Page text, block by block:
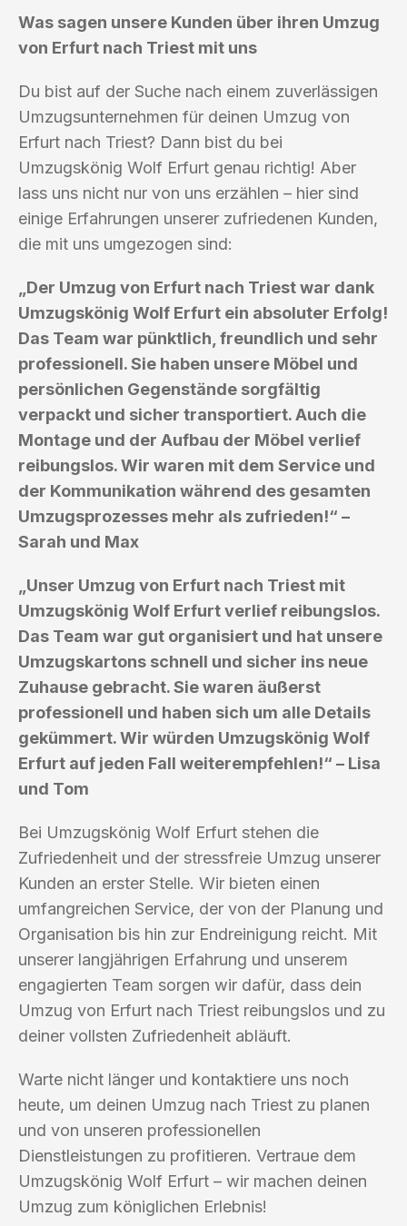
Was sagen unsere Kunden über ihren Umzug
von Erfurt nach Triest mit uns
Du bist auf der Suche nach einem zuverlässigen
Umzugsunternehmen für deinen Umzug von
Erfurt nach Triest? Dann bist du bei
Umzugskönig Wolf Erfurt genau richtig! Aber
lass uns nicht nur von uns erzählen – hier sind
einige Erfahrungen unserer zufriedenen Kunden,
die mit uns umgezogen sind:
„Der Umzug von Erfurt nach Triest war dank
Umzugskönig Wolf Erfurt ein absoluter Erfolg!
Das Team war pünktlich, freundlich und sehr
professionell. Sie haben unsere Möbel und
persönlichen Gegenstände sorgfältig
verpackt und sicher transportiert. Auch die
Montage und der Aufbau der Möbel verlief
reibungslos. Wir waren mit dem Service und
der Kommunikation während des gesamten
Umzugsprozesses mehr als zufrieden!“ –
Sarah und Max
„Unser Umzug von Erfurt nach Triest mit
Umzugskönig Wolf Erfurt verlief reibungslos.
Das Team war gut organisiert und hat unsere
Umzugskartons schnell und sicher ins neue
Zuhause gebracht. Sie waren äußerst
professionell und haben sich um alle Details
gekümmert. Wir würden Umzugskönig Wolf
Erfurt auf jeden Fall weiterempfehlen!“ – Lisa
und Tom
Bei Umzugskönig Wolf Erfurt stehen die
Zufriedenheit und der stressfreie Umzug unserer
Kunden an erster Stelle. Wir bieten einen
umfangreichen Service, der von der Planung und
Organisation bis hin zur Endreinigung reicht. Mit
unserer langjährigen Erfahrung und unserem
engagierten Team sorgen wir dafür, dass dein
Umzug von Erfurt nach Triest reibungslos und zu
deiner vollsten Zufriedenheit abläuft.
Warte nicht länger und kontaktiere uns noch
heute, um deinen Umzug nach Triest zu planen
und von unseren professionellen
Dienstleistungen zu profitieren. Vertraue dem
Umzugskönig Wolf Erfurt – wir machen deinen
Umzug zum königlichen Erlebnis!